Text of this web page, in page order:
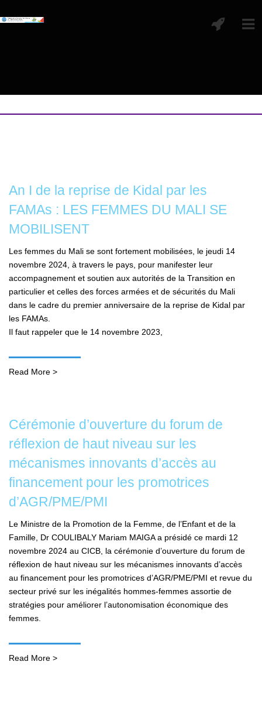
An I de la reprise de Kidal par les
FAMAs : LES FEMMES DU MALI SE
MOBILISENT
Les femmes du Mali se sont fortement mobilisées, le jeudi 14
novembre 2024, à travers le pays, pour manifester leur
accompagnement et soutien aux autorités de la Transition en
particulier et celles des forces armées et de sécurités du Mali
dans le cadre du premier anniversaire de la reprise de Kidal par
les FAMAs.
Il faut rappeler que le 14 novembre 2023,
Read More >
Cérémonie d’ouverture du forum de
réflexion de haut niveau sur les
mécanismes innovants d’accès au
financement pour les promotrices
d’AGR/PME/PMI
Le Ministre de la Promotion de la Femme, de l’Enfant et de la
Famille, Dr COULIBALY Mariam MAIGA a présidé ce mardi 12
novembre 2024 au CICB, la cérémonie d’ouverture du forum de
réflexion de haut niveau sur les mécanismes innovants d’accès
au financement pour les promotrices d’AGR/PME/PMI et revue du
secteur privé sur les inégalités hommes-femmes assortie de
stratégies pour améliorer l’autonomisation économique des
femmes.
Read More >